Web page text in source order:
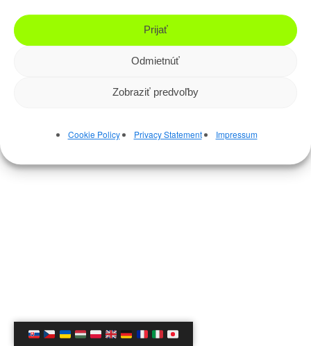
Prijať
Odmietnúť
Zobraziť predvoľby
Cookie Policy Privacy Statement Impressum